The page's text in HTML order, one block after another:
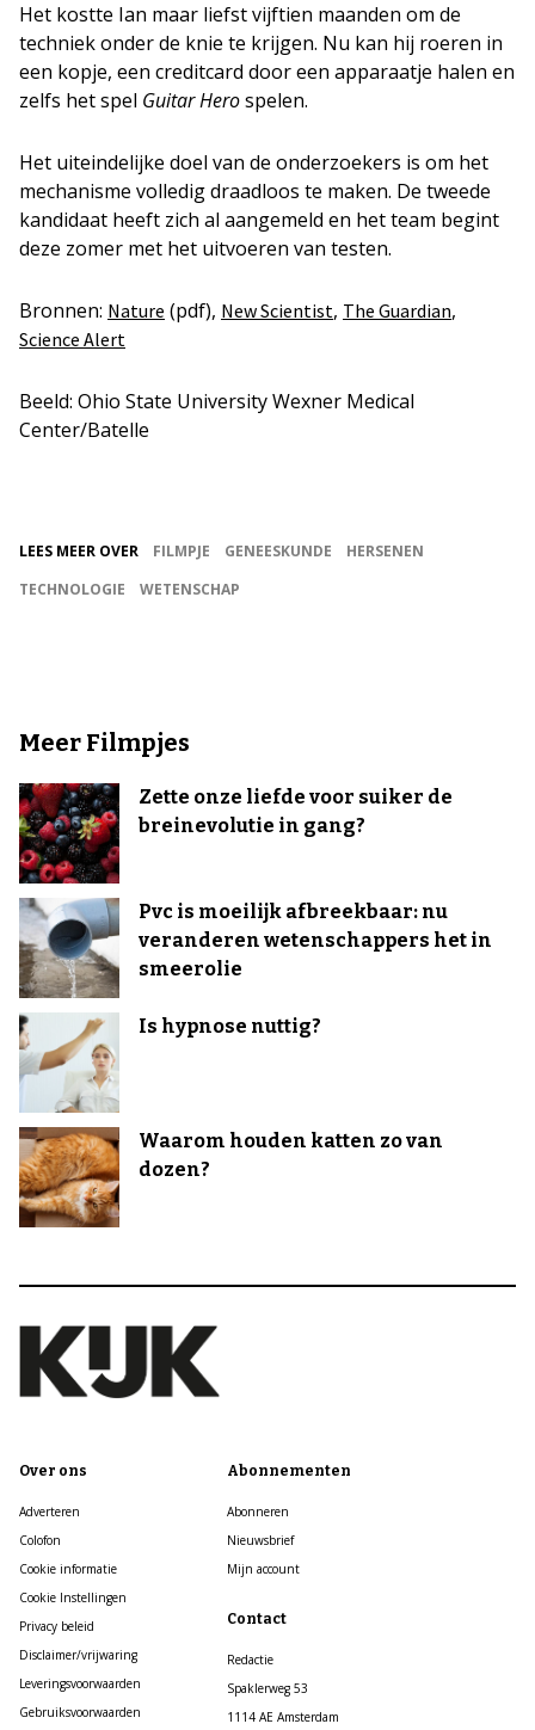
Het kostte Ian maar liefst vijftien maanden om de
techniek onder de knie te krijgen. Nu kan hij roeren in
een kopje, een creditcard door een apparaatje halen en
zelfs het spel Guitar Herospelen.
Het uiteindelijke doel van de onderzoekers is om het
mechanisme volledig draadloos te maken. De tweede
kandidaat heeft zich al aangemeld en het team begint
deze zomer met het uitvoeren van testen.
Bronnen: Nature (pdf), New Scientist, The Guardian,
Science Alert
Beeld: Ohio State University Wexner Medical
Center/Batelle
LEES MEER OVER FILMPJE GENEESKUNDE
HERSENEN
TECHNOLOGIE
WETENSCHAP
Meer Filmpjes
Zette onze liefde voor suiker de
breinevolutie in gang?
Pvc is moeilijk afbreekbaar: nu
veranderen wetenschappers het in
smeerolie
Is hypnose nuttig?
Waarom houden katten zo van
dozen?
Over ons
Adverteren
Colofon
Cookie informatie
Cookie Instellingen
Privacy beleid
Disclaimer/vrijwaring
Leveringsvoorwaarden
Gebruiksvoorwaarden
Abonnementen
Abonneren
Nieuwsbrief
Mijn account
Contact
Redactie
Spaklerweg 53
1114 AE Amsterdam